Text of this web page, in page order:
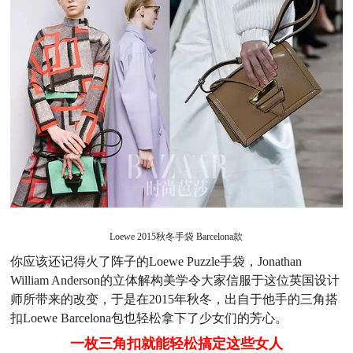
Loewe 2015秋冬手袋 Barcelona款
你应该还记得火了阵子的Loewe Puzzle手袋，Jonathan
William Anderson的立体解构美学令大家信服于这位英国设计
师所带来的改变，于是在2015年秋冬，出自于他手的三角搭
扣Loewe Barcelona包也轻松拿下了少女们的芳心。
一枚三角扣就能轻松搞定这些女人